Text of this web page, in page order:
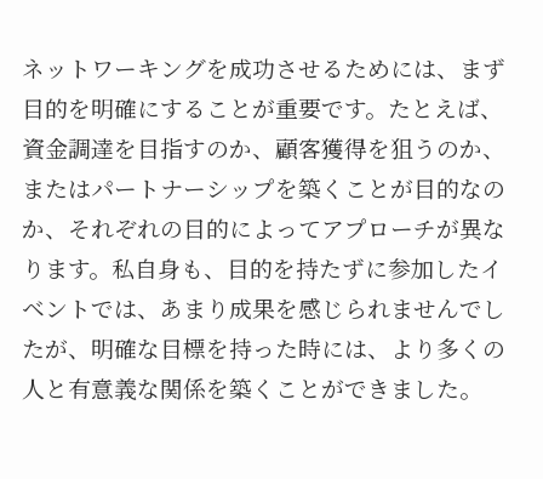
ネットワーキングを成功させるためには、まず
目的を明確にすることが重要です。たとえば、
資金調達を目指すのか、顧客獲得を狙うのか、
またはパートナーシップを築くことが目的なの
か、それぞれの目的によってアプローチが異な
ります。私自身も、目的を持たずに参加したイ
ベントでは、あまり成果を感じられませんでし
たが、明確な目標を持った時には、より多くの
人と有意義な関係を築くことができました。